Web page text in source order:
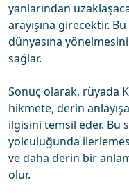
yanlarından
arayışına girecektir.
dünyasına
sağlar.
Sonuç olarak, rüyada
hikmete, derin
ilgisini temsil eder. Bu
yolculuğunda
ve daha derin bir
olur.